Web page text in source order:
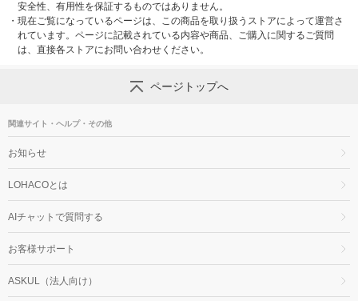
安全性、有用性を保証するものではありません。
・ 現在ご覧になっているページは、この商品を取り扱うストアによって運営さ
れています。ページに記載されている内容や商品、ご購入に関するご質問
は、直接各ストアにお問い合わせください。
ページトップへ
関連サイト・ヘルプ・その他
お知らせ
LOHACOとは
AIチャットで質問する
お客様サポート
ASKUL（法人向け）